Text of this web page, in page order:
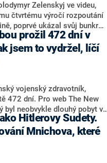
Zelenskyj ve videu,
čtvrtému výročí rozpoutání
poprvé ukázal svůj bunkr
v centru Kyjeva, upozornil
prožil 472 dní v
jsem to vydržel, líčí
vojenský zdravotník,
472 dní. Pro web The New
byl neobvykle dlouhý pobyt v
zároveň ukazuje na rozsáhlý
v ukrajinské armádě.
Hitlerovy Sudety.
Mnichova, které